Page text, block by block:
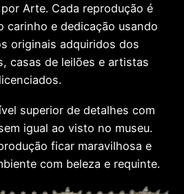
Arte. Cada reprodução é
carinho e dedicação usando
originais adquiridos dos
casas de leilões e artistas
licenciados.
superior de detalhes com
igual ao visto no museu.
ficar maravilhosa e
com beleza e requinte.